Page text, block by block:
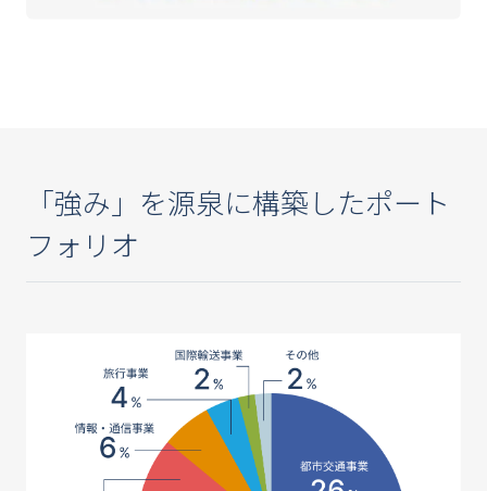
「強み」を源泉に構築したポート
フォリオ